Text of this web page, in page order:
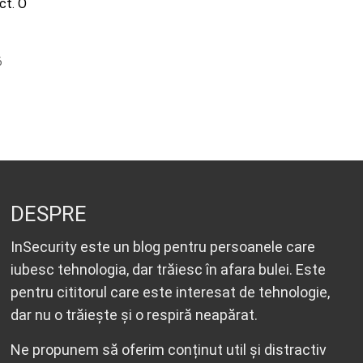
O
DESPRE
InSecurity este un blog pentru persoanele care
iubesc tehnologia, dar trăiesc în afara bulei. Este
pentru cititorul care este interesat de tehnologie,
dar nu o trăiește și o respiră neapărat.
Ne propunem să oferim conținut util și distractiv